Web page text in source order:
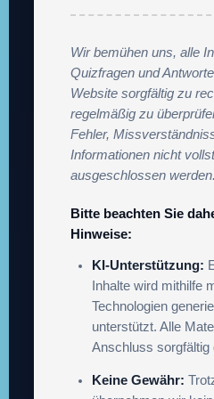
Wir bemühen uns, alle
Quizfragen und
Website sorgfältig zu
regelmäßig zu
Fehler,
Informationen nicht
ausgeschlossen werden.
Bitte beachten Sie
Hinweise:
KI-Unterstützung:
Inhalte wird mithilfe
Technologien
unterstützt. Alle
Anschluss sorgfältig
Keine Gewähr: